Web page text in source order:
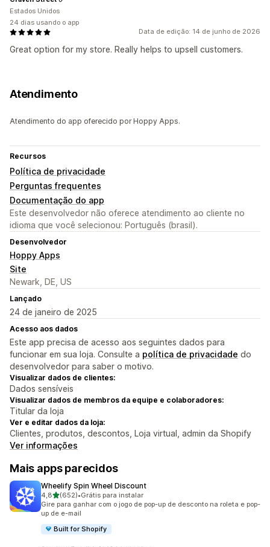
Data de edição: 14 de junho de 2026
Great option for my store. Really helps to upsell customers.
Estados Unidos
24 dias usando o app
Atendimento
Atendimento do app oferecido por Hoppy Apps.
Recursos
Política de privacidade
Perguntas frequentes
Documentação do app
Este desenvolvedor não oferece atendimento ao cliente no
idioma que você selecionou: Português (brasil).
Desenvolvedor
Hoppy Apps
Site
Newark, DE, US
Lançado
24 de janeiro de 2025
Acesso aos dados
Este app precisa de acesso aos seguintes dados para
funcionar em sua loja. Consulte a política de privacidade do
desenvolvedor para saber o motivo.
Visualizar dados de clientes:
Dados sensíveis
Visualizar dados de membros da equipe e colaboradores:
Titular da loja
Ver e editar dados da loja:
Clientes, produtos, descontos, Loja virtual, admin da Shopify
Ver informações
Mais apps parecidos
Wheelify Spin Wheel Discount
4,8de 5 estrelas
(652)
652 avaliações ao todo
•Grátis para instalar
Gire para ganhar com o jogo de pop-up de desconto na roleta e pop-
up de e-mail
Built for Shopify